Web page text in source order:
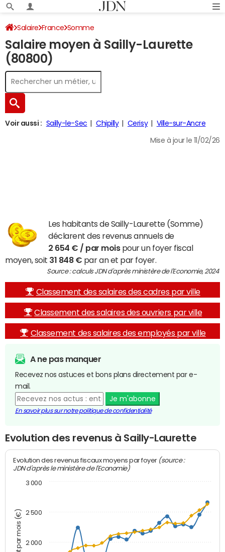
Salaire France Somme
Salaire moyen à Sailly-Laurette
(80800)
Voir aussi : Sailly-le-Sec Chipilly Cerisy Ville-sur-Ancre
Mise à jour le 11/02/26
Les habitants de Sailly-Laurette (Somme)
déclarent des revenus annuels de
2 654 € / par moispour un foyer fiscal
moyen, soit 31 848 € par an et par foyer.
Source : calculs JDN d'après ministère de l'Economie, 2024
Classement des salaires des cadres par ville
Classement des salaires des ouvriers par ville
Classement des salaires des employés par ville
A ne pas manquer
Recevez nos astuces et bons plans directement par e-
mail.
Je m'abonne
En savoir plus sur notre politique de confidentialité
Evolution des revenus à Sailly-Laurette
Evolution des revenus fiscaux moyens par foyer (source :
JDN d'après le ministère de l'Economie)
2 000
2 500
3 000